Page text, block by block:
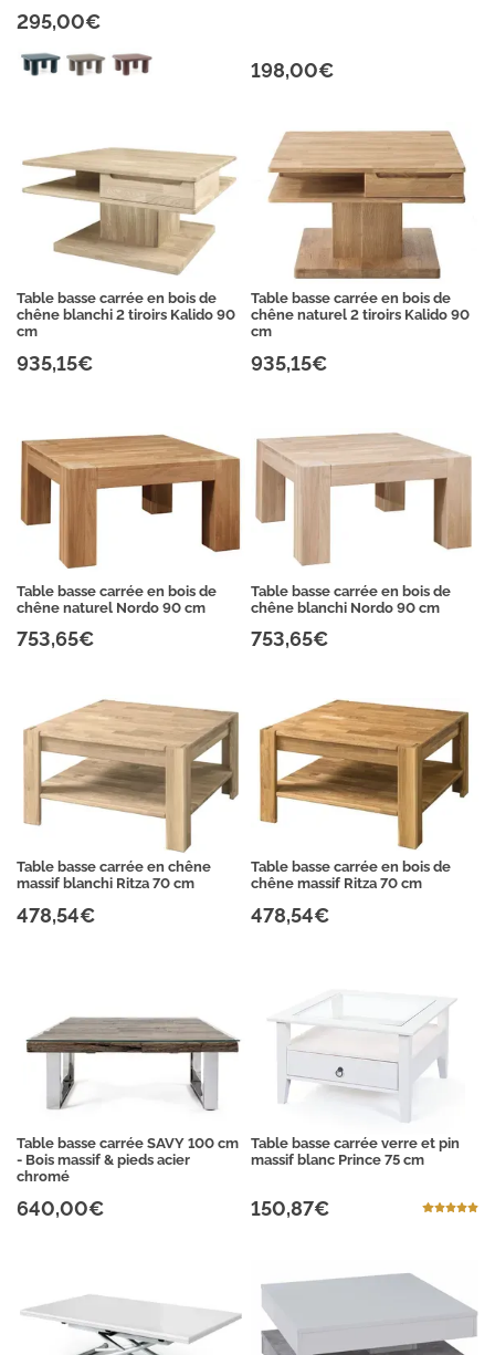
295,00€
198,00€
Table basse carrée en bois de
chêne blanchi 2 tiroirs Kalido 90
cm
935,15€
Table basse carrée en bois de
chêne naturel 2 tiroirs Kalido 90
cm
935,15€
Table basse carrée en bois de
chêne naturel Nordo 90 cm
753,65€
Table basse carrée en bois de
chêne blanchi Nordo 90 cm
753,65€
Table basse carrée en chêne
massif blanchi Ritza 70 cm
478,54€
Table basse carrée en bois de
chêne massif Ritza 70 cm
478,54€
Table basse carrée SAVY 100 cm
- Bois massif & pieds acier
chromé
640,00€
Table basse carrée verre et pin
massif blanc Prince 75 cm
150,87€